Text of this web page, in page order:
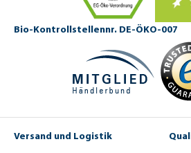
Bio-Kontrollstellennr. DE-ÖKO-007
Versand und Logistik